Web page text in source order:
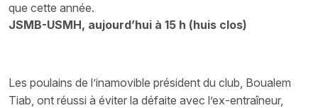
que cette année.
JSMB-USMH, aujourd’hui à 15 h (huis clos)
Les poulains de l’inamovible président du club, Boualem
Tiab, ont réussi à éviter la défaite avec l’ex-entraîneur,